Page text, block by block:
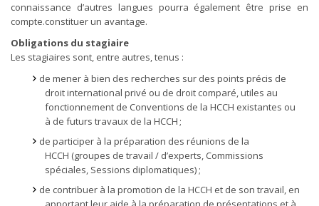
connaissance d’autres langues pourra également être prise en
compte.constituer un avantage.
Obligations du stagiaire
Les stagiaires sont, entre autres, tenus :
de mener à bien des recherches sur des points précis de
droit international privé ou de droit comparé, utiles au
fonctionnement de Conventions de la HCCH existantes ou
à de futurs travaux de la HCCH ;
de participer à la préparation des réunions de la
HCCH (groupes de travail / d’experts, Commissions
spéciales, Sessions diplomatiques) ;
de contribuer à la promotion de la HCCH et de son travail, en